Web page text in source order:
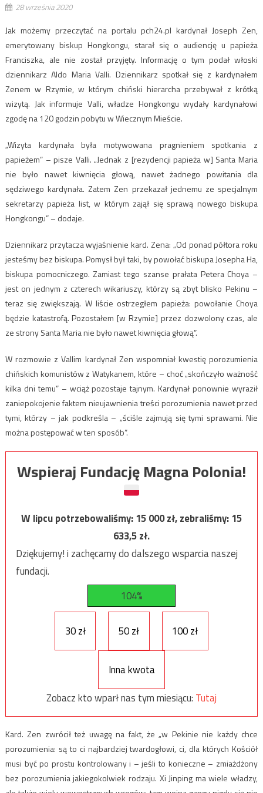
28 września 2020
Jak możemy przeczytać na portalu pch24.pl kardynał Joseph Zen,
emerytowany biskup Hongkongu, starał się o audiencję u papieża
Franciszka, ale nie został przyjęty. Informację o tym podał włoski
dziennikarz Aldo Maria Valli. Dziennikarz spotkał się z kardynałem
Zenem w Rzymie, w którym chiński hierarcha przebywał z krótką
wizytą. Jak informuje Valli, władze Hongkongu wydały kardynałowi
zgodę na 120 godzin pobytu w Wiecznym Mieście.
„Wizyta kardynała była motywowana pragnieniem spotkania z
papieżem” – pisze Valli. „Jednak z [rezydencji papieża w] Santa Maria
nie było nawet kiwnięcia głową, nawet żadnego powitania dla
sędziwego kardynała. Zatem Zen przekazał jednemu ze specjalnym
sekretarzy papieża list, w którym zajął się sprawą nowego biskupa
Hongkongu” – dodaje.
Dziennikarz przytacza wyjaśnienie kard. Zena: „Od ponad półtora roku
jesteśmy bez biskupa. Pomysł był taki, by powołać biskupa Josepha Ha,
biskupa pomocniczego. Zamiast tego szanse prałata Petera Choya –
jest on jednym z czterech wikariuszy, którzy są zbyt blisko Pekinu –
teraz się zwiększają. W liście ostrzegłem papieża: powołanie Choya
będzie katastrofą. Pozostałem [w Rzymie] przez dozwolony czas, ale
ze strony Santa Maria nie było nawet kiwnięcia głową”.
W rozmowie z Vallim kardynał Zen wspomniał kwestię porozumienia
chińskich komunistów z Watykanem, które – choć „skończyło ważność
kilka dni temu” – wciąż pozostaje tajnym. Kardynał ponownie wyraził
zaniepokojenie faktem nieujawnienia treści porozumienia nawet przed
tymi, którzy – jak podkreśla – „ściśle zajmują się tymi sprawami. Nie
można postępować w ten sposób”.
Wspieraj Fundację Magna Polonia!
W lipcu potrzebowaliśmy:15 000zł, zebraliśmy:15
633,5zł.
Dziękujemy! i zachęcamy do dalszego wsparcia naszej
fundacji.
104%
30 zł 50 zł 100 zł
Inna kwota
Zobacz kto wparł nas tym miesiącu: Tutaj
Kard. Zen zwrócił też uwagę na fakt, że „w Pekinie nie każdy chce
porozumienia: są to ci najbardziej twardogłowi, ci, dla których Kościół
musi być po prostu kontrolowany i – jeśli to konieczne – zmiażdżony
bez porozumienia jakiegokolwiek rodzaju. Xi Jinping ma wiele władzy,